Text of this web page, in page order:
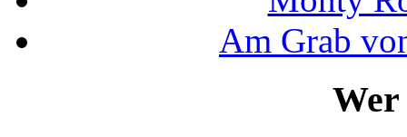
Am Grab